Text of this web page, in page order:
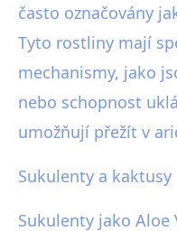
často označovány
Tyto rostliny mají
mechanismy, jako
nebo schopnost
umožňují přežít v
Sukulenty a kaktusy
Sukulenty jako Aloe